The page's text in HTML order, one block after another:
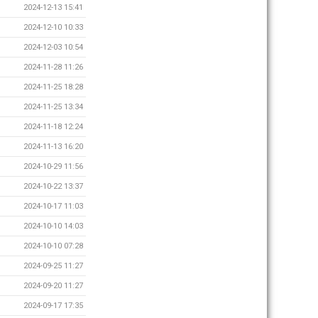
2024-12-13 15:41
2024-12-10 10:33
2024-12-03 10:54
2024-11-28 11:26
2024-11-25 18:28
2024-11-25 13:34
2024-11-18 12:24
2024-11-13 16:20
2024-10-29 11:56
2024-10-22 13:37
2024-10-17 11:03
2024-10-10 14:03
2024-10-10 07:28
2024-09-25 11:27
2024-09-20 11:27
2024-09-17 17:35